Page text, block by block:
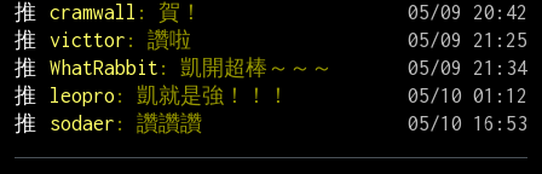
推
cramwall : 賀！
推
victtor : 讚啦
推
WhatRabbit : 凱開超棒～～～
推
leopro : 凱就是強！！！
推
sodaer : 讚讚讚